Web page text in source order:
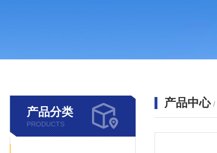
产品分类
PRODUCTS
产品中心 /